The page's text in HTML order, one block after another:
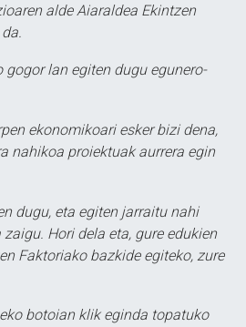
alde Aiaraldea Ekintzen
lan egiten dugu egunero-
ekonomikoari esker bizi dena,
nahikoa proiektuak aurrera egin
dugu, eta egiten jarraitu nahi
Hori dela eta, gure edukien
Faktoriako bazkide egiteko, zure
botoian klik eginda topatuko